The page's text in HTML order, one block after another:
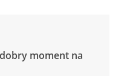
moment na